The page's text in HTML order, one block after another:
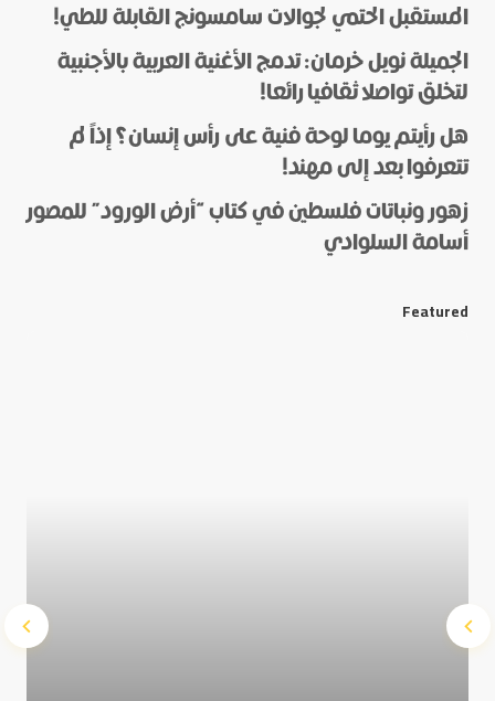
Name
*
E-mail
*
المستقبل الحتمي لجوالات سامسونج القابلة للطي!
الجميلة نويل خرمان: تدمج الأغنية العربية بالأجنبية
لتخلق تواصلا ثقافيا رائعا!
هل رأيتم يوما لوحة فنية على رأس إنسان؟ إذاً لم
تتعرفوا بعد إلى مهند!
زهور ونباتات فلسطين في كتاب “أرض الورود” للمصور
أسامة السلوادي
Featured